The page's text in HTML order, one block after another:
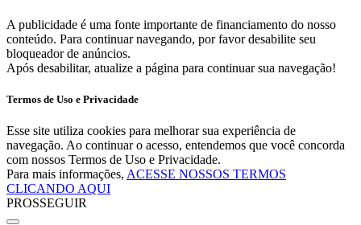
A publicidade é uma fonte importante de financiamento do nosso
conteúdo. Para continuar navegando, por favor desabilite seu
bloqueador de anúncios.
Após desabilitar, atualize a página para continuar sua navegação!
Termos de Uso e Privacidade
Esse site utiliza cookies para melhorar sua experiência de
navegação. Ao continuar o acesso, entendemos que você concorda
com nossos Termos de Uso e Privacidade.
Para mais informações, ACESSE NOSSOS TERMOS
CLICANDO AQUI
PROSSEGUIR